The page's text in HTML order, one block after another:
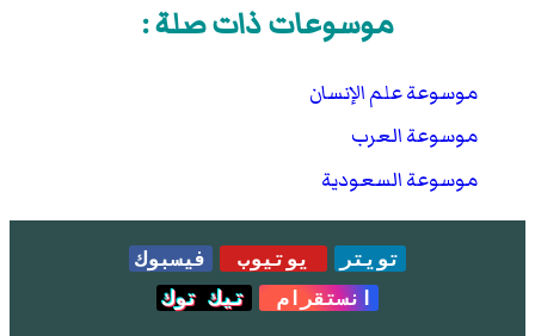
موسوعات ذات صلة :
موسوعة علم الإنسان
موسوعة العرب
موسوعة السعودية
تويتر يوتيوب
فيسبوك
انستقرام
تيك توك